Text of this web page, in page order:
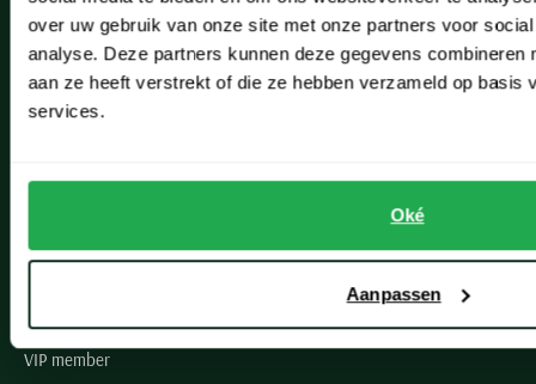
over uw gebruik van onze site met onze partners voor
analyse. Deze partners kunnen deze gegevens combineren
aan ze heeft verstrekt of die ze hebben verzameld op basis
services.
Oké
Aanpassen
Lisse
Noordwijk
Oegstgeest
Grote maten herenkleding
VIP member